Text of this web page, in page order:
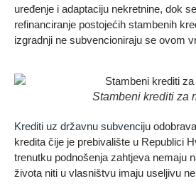
uređenje i adaptaciju nekretnine, dok
refinanciranje postojećih stambenih
izgradnji ne subvencioniraju se ovom
Stambeni krediti za
Krediti uz državnu subvenciju
kredita čije je prebivalište u Republici
trenutku podnošenja zahtjeva nemaju
života niti u vlasništvu imaju useljivu